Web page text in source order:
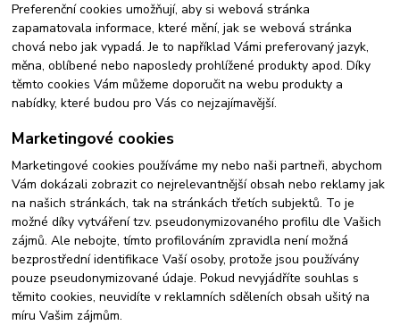
Preferenční cookies umožňují, aby si webová stránka
zapamatovala informace, které mění, jak se webová stránka
chová nebo jak vypadá. Je to například Vámi preferovaný jazyk,
měna, oblíbené nebo naposledy prohlížené produkty apod. Díky
těmto cookies Vám můžeme doporučit na webu produkty a
nabídky, které budou pro Vás co nejzajímavější.
Marketingové cookies
Marketingové cookies používáme my nebo naši partneři, abychom
Vám dokázali zobrazit co nejrelevantnější obsah nebo reklamy jak
na našich stránkách, tak na stránkách třetích subjektů. To je
možné díky vytváření tzv. pseudonymizovaného profilu dle Vašich
zájmů. Ale nebojte, tímto profilováním zpravidla není možná
bezprostřední identifikace Vaší osoby, protože jsou používány
pouze pseudonymizované údaje. Pokud nevyjádříte souhlas s
těmito cookies, neuvidíte v reklamních sděleních obsah ušitý na
míru Vašim zájmům.